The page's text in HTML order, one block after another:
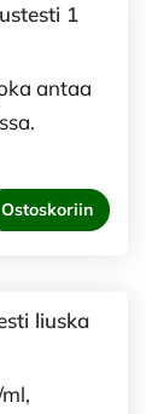
1
antaa
Ostoskoriin
liuska